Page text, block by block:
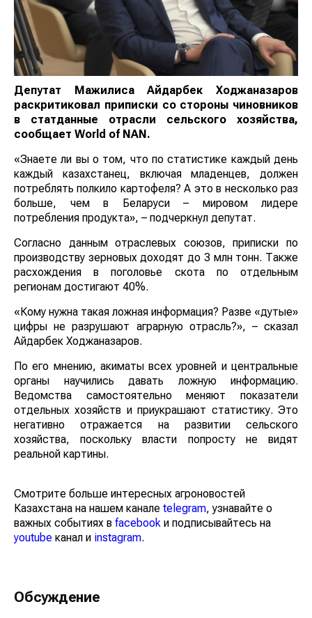
Депутат Мажилиса Айдарбек Ходжаназаров
раскритиковал приписки со стороны чиновников
в статданные отрасли сельского хозяйства,
сообщает World of NAN.
«Знаете ли вы о том, что по статистике каждый день
каждый казахстанец, включая младенцев, должен
потреблять полкило картофеля? А это в несколько раз
больше, чем в Беларуси – мировом лидере
потребления продукта», – подчеркнул депутат.
Согласно данным отраслевых союзов, приписки по
производству зерновых доходят до 3 млн тонн. Также
расхождения в поголовье скота по отдельным
регионам достигают 40%.
«Кому нужна такая ложная информация? Разве «дутые»
цифры не разрушают аграрную отрасль?», – сказал
Айдарбек Ходжаназаров.
По его мнению, акиматы всех уровней и центральные
органы научились давать ложную информацию.
Ведомства самостоятельно меняют показатели
отдельных хозяйств и приукрашают статистику. Это
негативно отражается на развитии сельского
хозяйства, поскольку власти попросту не видят
реальной картины.
Смотрите больше интересных агроновостей
Казахстана на нашем канале telegram, узнавайте о
важных событиях в facebook и подписывайтесь на
youtube канал и instagram.
Обсуждение